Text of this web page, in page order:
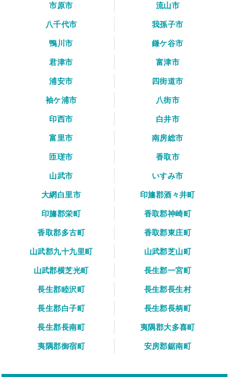
市原市
流山市
八千代市
我孫子市
鴨川市
鎌ケ谷市
君津市
富津市
浦安市
四街道市
袖ケ浦市
八街市
印西市
白井市
富里市
南房総市
匝瑳市
香取市
山武市
いすみ市
大網白里市
印旛郡酒々井町
印旛郡栄町
香取郡神崎町
香取郡多古町
香取郡東庄町
山武郡九十九里町
山武郡芝山町
山武郡横芝光町
長生郡一宮町
長生郡睦沢町
長生郡長生村
長生郡白子町
長生郡長柄町
長生郡長南町
夷隅郡大多喜町
夷隅郡御宿町
安房郡鋸南町